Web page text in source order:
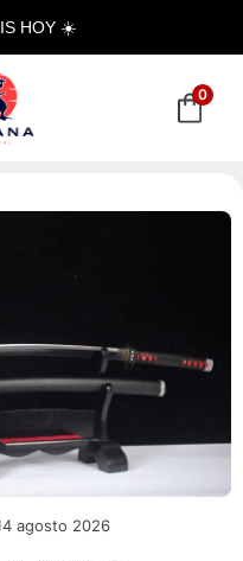
HOY ☀️
0
agosto 2026